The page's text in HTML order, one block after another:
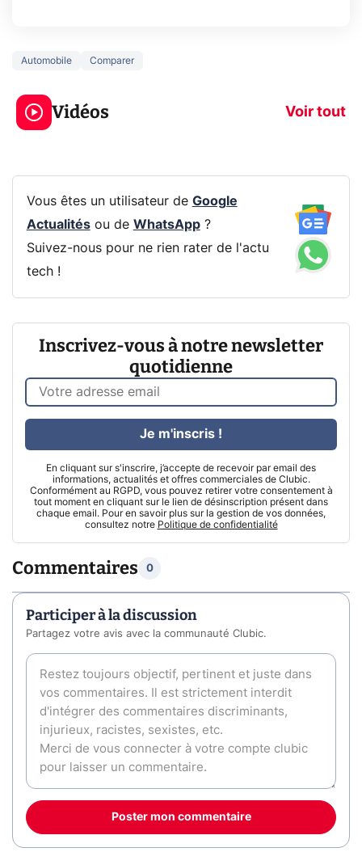
Automobile Comparer
Vidéos Voir tout
3 écrans en 1 pour
319€ ? Voici L'AOC
CQ32G4ZA !
prochaine
Vous êtes un utilisateur de Google
Actualitésou de WhatsApp?
Suivez-nous pour ne rien rater de l'actu
tech !
Inscrivez-vous à notre newsletter
quotidienne
En cliquant sur s'inscrire, j’accepte de recevoir par email des
informations, actualités et offres commerciales de Clubic.
Conformément au RGPD, vous pouvez retirer votre consentement à
tout moment en cliquant sur le lien de désinscription présent dans
chaque email. Pour en savoir plus sur la gestion de vos données,
consultez notre Politique de confidentialité
Je m'inscris !
Commentaires 0
Participer à la discussion
Partagez votre avis avec la communauté Clubic.
Poster mon commentaire